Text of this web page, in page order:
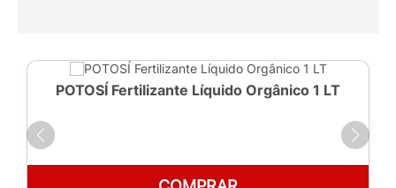
POTOSÍ Fertilizante Líquido Orgânico 1 LT